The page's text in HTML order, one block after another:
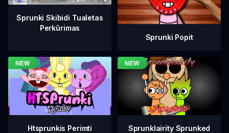
Sprunki Skibidi Tualetas
Perkūrimas
Sprunki Popit
Htsprunkis Perimti Sprunklairity Sprunked